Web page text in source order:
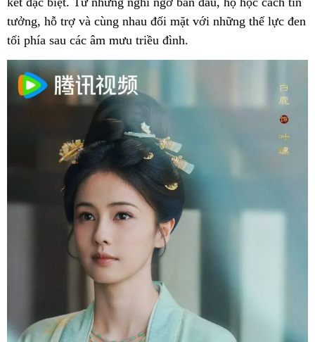
tưởng, hỗ trợ và cùng nhau đối mặt với những thế lực đen
tối phía sau các âm mưu triều đình.